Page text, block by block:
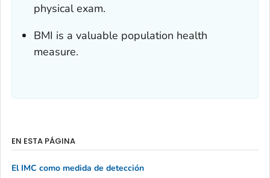
physical exam.
BMI is a valuable population health
measure.
EN ESTA PÁGINA
El IMC como medida de detección